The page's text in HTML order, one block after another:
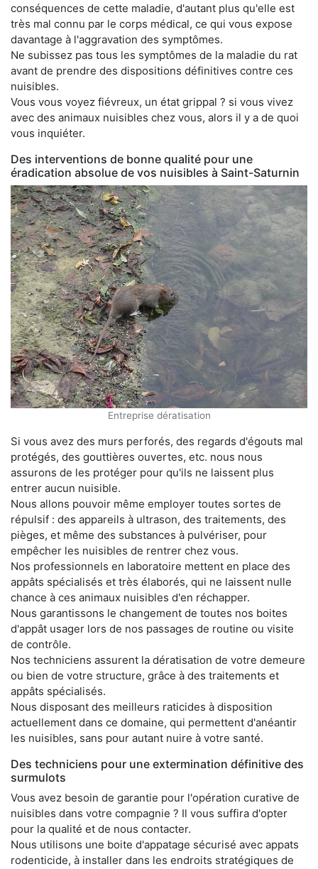
conséquences de cette maladie, d'autant plus qu'elle est
très mal connu par le corps médical, ce qui vous expose
davantage à l'aggravation des symptômes.
Ne subissez pas tous les symptômes de la maladie du rat
avant de prendre des dispositions définitives contre ces
nuisibles.
Vous vous voyez fiévreux, un état grippal ? si vous vivez
avec des animaux nuisibles chez vous, alors il y a de quoi
vous inquiéter.
Des interventions de bonne qualité pour une
éradication absolue de vos nuisibles à Saint-Saturnin
Entreprise dératisation
Si vous avez des murs perforés, des regards d'égouts mal
protégés, des gouttières ouvertes, etc. nous nous
assurons de les protéger pour qu'ils ne laissent plus
entrer aucun nuisible.
Nous allons pouvoir même employer toutes sortes de
répulsif : des appareils à ultrason, des traitements, des
pièges, et même des substances à pulvériser, pour
empêcher les nuisibles de rentrer chez vous.
Nos professionnels en laboratoire mettent en place des
appâts spécialisés et très élaborés, qui ne laissent nulle
chance à ces animaux nuisibles d'en réchapper.
Nous garantissons le changement de toutes nos boites
d'appât usager lors de nos passages de routine ou visite
de contrôle.
Nos techniciens assurent la dératisation de votre demeure
ou bien de votre structure, grâce à des traitements et
appâts spécialisés.
Nous disposant des meilleurs raticides à disposition
actuellement dans ce domaine, qui permettent d'anéantir
les nuisibles, sans pour autant nuire à votre santé.
Des techniciens pour une extermination définitive des
surmulots
Vous avez besoin de garantie pour l'opération curative de
nuisibles dans votre compagnie ? Il vous suffira d'opter
pour la qualité et de nous contacter.
Nous utilisons une boite d'appatage sécurisé avec appats
rodenticide, à installer dans les endroits stratégiques de